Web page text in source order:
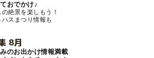
おでかけ♪
絶景を楽しもう！
スまつり情報も
8月
のお出かけ情報満載